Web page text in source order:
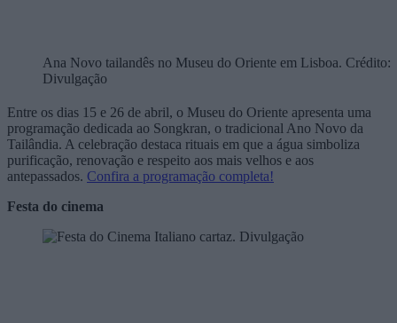
Ana Novo tailandês no Museu do Oriente em Lisboa. Crédito:
Divulgação
Entre os dias 15 e 26 de abril, o Museu do Oriente apresenta uma
programação dedicada ao Songkran, o tradicional Ano Novo da
Tailândia. A celebração destaca rituais em que a água simboliza
purificação, renovação e respeito aos mais velhos e aos
antepassados. Confira a programação completa!
Festa do cinema